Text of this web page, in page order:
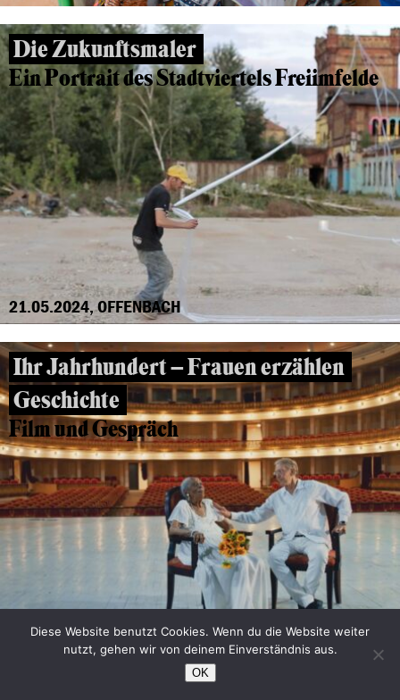
Die Zukunftsmaler
Ein Portrait des Stadtviertels Freiimfelde
21.05.2024, OFFENBACH
Ihr Jahrhundert – Frauen erzählen
Geschichte
Film und Gespräch
18.04.2024, OFFENBACH
THE ZONE OF INTEREST – AUSVERKAUFT
Diese Website benutzt Cookies. Wenn du die Website weiter
nutzt, gehen wir von deinem Einverständnis aus.
OK